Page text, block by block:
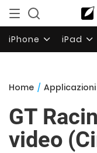
iPhone iPad
Home /
GT
video